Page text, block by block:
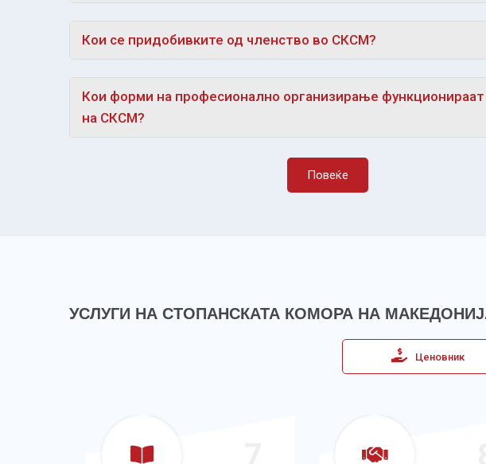
Кои се придобивките од членство во СКСМ?
Кои форми на професионално организирање
на СКСМ?
Повеќе
УСЛУГИ НА СТОПАНСКАТА КОМОРА НА
Ценовник